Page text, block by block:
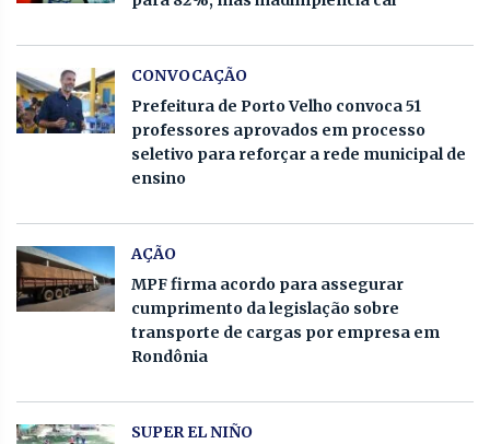
CONVOCAÇÃO
Prefeitura de Porto Velho convoca 51
professores aprovados em processo
seletivo para reforçar a rede municipal de
ensino
AÇÃO
MPF firma acordo para assegurar
cumprimento da legislação sobre
transporte de cargas por empresa em
Rondônia
SUPER EL NIÑO